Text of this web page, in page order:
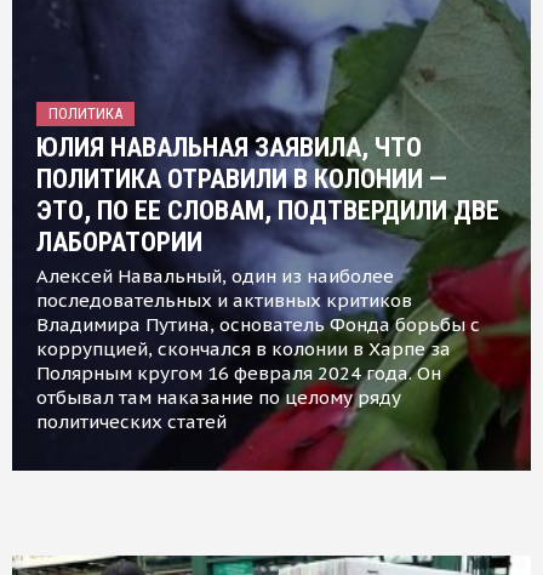
ПОЛИТИКА
ЮЛИЯ НАВАЛЬНАЯ ЗАЯВИЛА, ЧТО
ПОЛИТИКА ОТРАВИЛИ В КОЛОНИИ —
ЭТО, ПО ЕЕ СЛОВАМ, ПОДТВЕРДИЛИ ДВЕ
ЛАБОРАТОРИИ
Алексей Навальный, один из наиболее
последовательных и активных критиков
Владимира Путина, основатель Фонда борьбы с
коррупцией, скончался в колонии в Харпе за
Полярным кругом 16 февраля 2024 года. Он
отбывал там наказание по целому ряду
политических статей